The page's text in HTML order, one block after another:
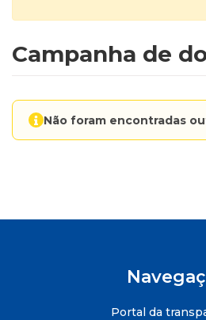
Campanha de
Não foram encontradas
Portal da